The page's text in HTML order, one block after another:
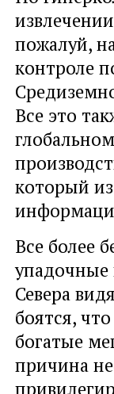
пожалуй,
контроле
Все это
который
Все более
упадочные
Севера
боятся,
богатые
причина